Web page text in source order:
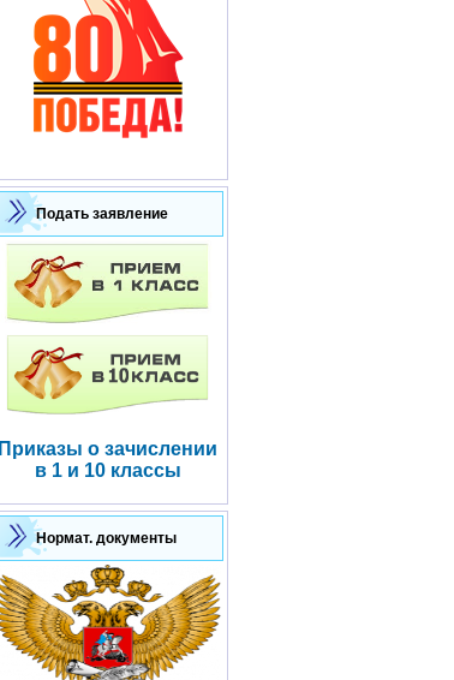
Подать заявление
Приказы о зачислении
в 1 и 10 классы
Нормат. документы